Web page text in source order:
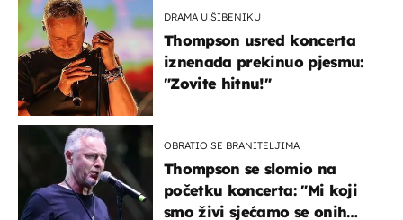
DRAMA U ŠIBENIKU
Thompson usred koncerta
iznenada prekinuo pjesmu:
"Zovite hitnu!"
OBRATIO SE BRANITELJIMA
Thompson se slomio na
početku koncerta: "Mi koji
smo živi sjećamo se onih